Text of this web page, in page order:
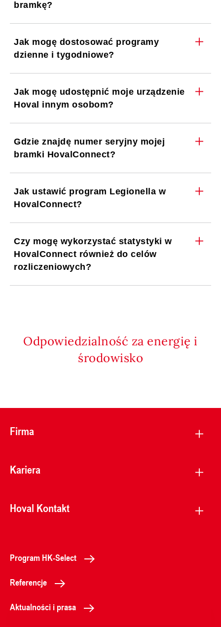
bramkę?
Jak mogę dostosować programy
dzienne i tygodniowe?
Jak mogę udostępnić moje urządzenie
Hoval innym osobom?
Gdzie znajdę numer seryjny mojej
bramki HovalConnect?
Jak ustawić program Legionella w
HovalConnect?
Czy mogę wykorzystać statystyki w
HovalConnect również do celów
rozliczeniowych?
Odpowiedzialność za energię i
środowisko
Firma
Kariera
Hoval Kontakt
Program HK-Select
Referencje
Aktualności i prasa